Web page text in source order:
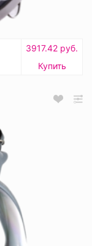
3917.42 руб.
Купить